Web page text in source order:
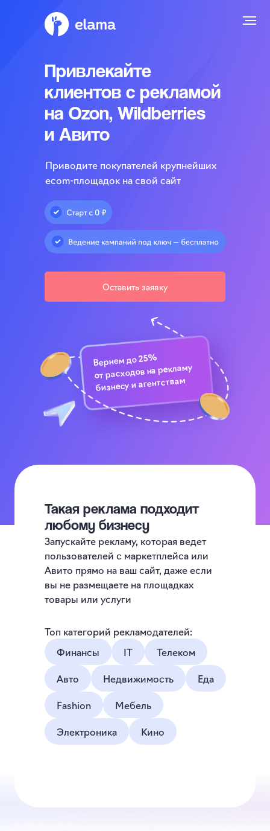
Привлекайте
клиентов с рекламой
на Ozon, Wildberries
и Авито
Приводите покупателей крупнейших
ecom-площадок на свой сайт
Оставить заявку
Вернем до 25%
от расходов на рекламу
бизнесу и агентствам
Такая реклама подходит
любому бизнесу
Запускайте рекламу, которая ведет
пользователей с маркетплейса или
Авито прямо на ваш сайт, даже если
вы не размещаете на площадках
товары или услуги
Топ категорий рекламодателей:
Финансы
IT
Телеком
Авто
Недвижимость
Еда
Fashion
Мебель
Электроника
Кино